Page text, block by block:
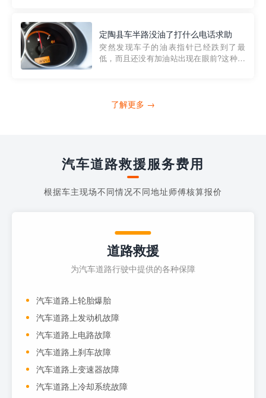
越者小程序是一款专门解决汽车没油问题
的在线服务平台。通过...
定陶县车半路没油了打什么电话求助
突然发现车子的油表指针已经跌到了最
低，而且还没有加油站出现在眼前?这种情
打4006363122请求送油人员来帮助你。
了解更多 →
汽车道路救援服务费用
根据车主现场不同情况不同地址师傅核算报价
道路救援
为汽车道路行驶中提供的各种保障
汽车道路上轮胎爆胎
汽车道路上发动机故障
汽车道路上电路故障
汽车道路上刹车故障
汽车道路上变速器故障
汽车道路上冷却系统故障